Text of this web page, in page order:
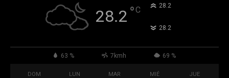
28.2 °C 28.2°
28.2°
63 % 7kmh 69 %
DOM LUN MAR MIÉ JUE